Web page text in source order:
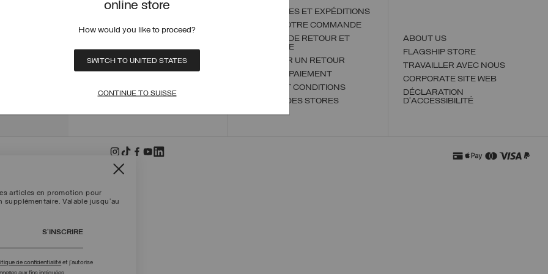
articles en promotion pour
supplémentaire. Valable jusqu'au
S’INSCRIRE
de confidentialitéet j’autorise
online store
How would you like to proceed?
SWITCH TO UNITED STATES
CONTINUE TO SUISSE
+39 02 8295 8103
COMMANDES ET EXPÉDITIONS
ÉTAT DE VOTRE COMMANDE
POLITIQUE DE RETOUR ET
D'ÉCHANGE
EFFECTUER UN RETOUR
MODES DE PAIEMENT
TERMES ET CONDITIONS
TROUVER DES STORES
ABOUT US
FLAGSHIP STORE
TRAVAILLER AVEC NOUS
CORPORATE SITE WEB
DÉCLARATION
D'ACCESSIBILITÉ